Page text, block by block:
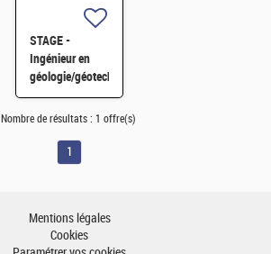
STAGE -
Ingénieur en
géologie/géotechnique,
études et terrain
H/F
Nombre de résultats : 1 offre(s)
1
Mentions légales
Cookies